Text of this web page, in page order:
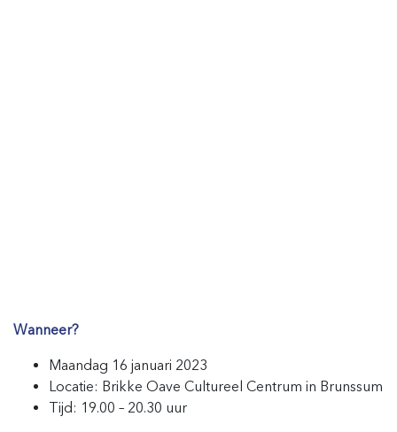
Wanneer?
Maandag 16 januari 2023
Locatie: Brikke Oave Cultureel Centrum in Brunssum
Tijd: 19.00 – 20.30 uur